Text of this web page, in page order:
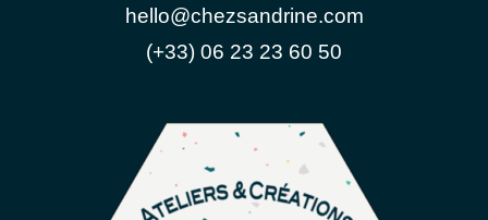
hello@chezsandrine.com
(+33) 06 23 23 60 50